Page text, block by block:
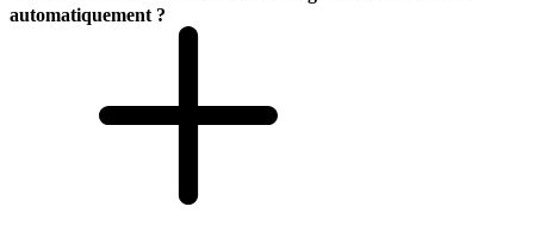
automatiquement ?